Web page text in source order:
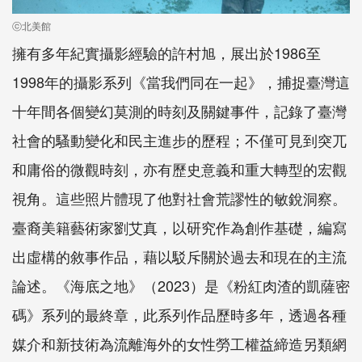
ⓒ北美館
擁有多年紀實攝影經驗的許村旭，展出於1986至
1998年的攝影系列《當我們同在一起》，捕捉臺灣這
十年間各個變幻莫測的時刻及關鍵事件，記錄了臺灣
社會的騷動變化和民主進步的歷程；不僅可見到突兀
和庸俗的微觀時刻，亦有歷史意義和重大轉型的宏觀
視角。這些照片體現了他對社會荒謬性的敏銳洞察。
臺裔美籍藝術家劉艾真，以研究作為創作基礎，編寫
出虛構的敘事作品，藉以駁斥關於過去和現在的主流
論述。《海底之地》（2023）是《粉紅肉渣的凱薩密
碼》系列的最終章，此系列作品歷時多年，透過各種
媒介和新技術為流離海外的女性勞工權益締造另類網